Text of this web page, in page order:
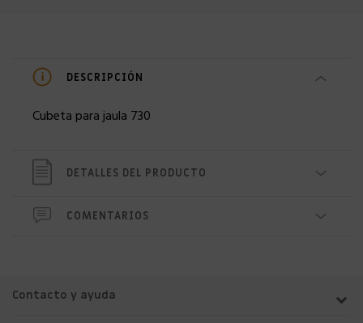
DESCRIPCIÓN
Cubeta para jaula 730
DETALLES DEL PRODUCTO
COMENTARIOS
Contacto y ayuda